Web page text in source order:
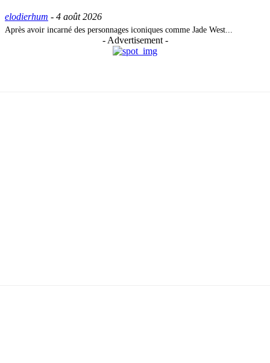
elodierhum - 4 août 2026
Après avoir incarné des personnages iconiques comme Jade West...
- Advertisement -